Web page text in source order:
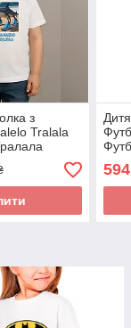
з
Tralala
594